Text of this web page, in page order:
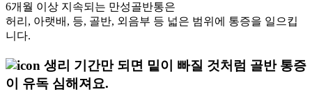
6개월 이상 지속되는 만성골반통은
허리, 아랫배, 등, 골반, 외음부 등 넓은 범위에 통증을 일으킵
니다.
생리 기간만 되면 밑이 빠질 것처럼 골반 통증
이 유독 심해져요.